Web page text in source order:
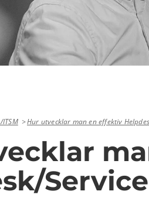
ITSM Hur utvecklar man en effektiv